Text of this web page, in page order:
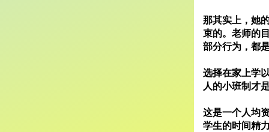
那其实上，她
束的。老师的
部分行为，都
选择在家上学
人的小班制才
这是一个人均
学生的时间精